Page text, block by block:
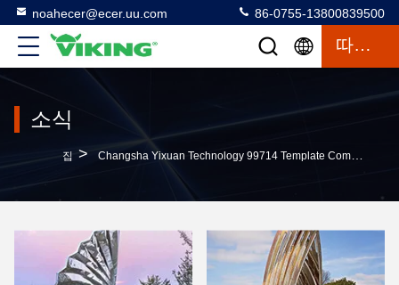
noahecer@ecer.uu.com 86-0755-13800839500
따옴표
소식
집 > Changsha Yixuan Technology 99714 Template Company 회사 뉴스